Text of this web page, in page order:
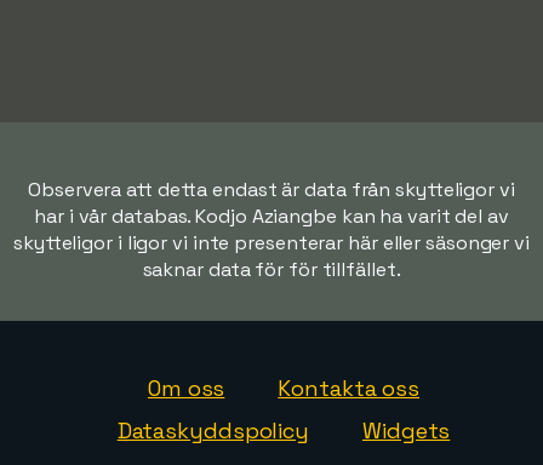
Observera att detta endast är data från skytteligor vi
har i vår databas. Kodjo Aziangbe kan ha varit del av
skytteligor i ligor vi inte presenterar här eller säsonger vi
saknar data för för tillfället.
Om oss
Kontakta oss
Dataskyddspolicy
Widgets